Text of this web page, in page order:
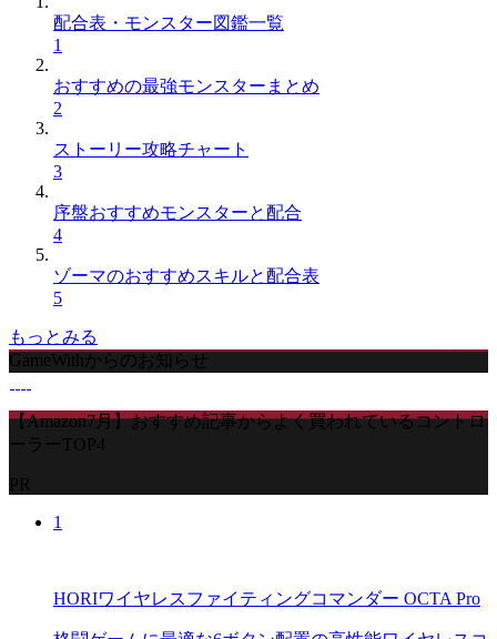
配合表・モンスター図鑑一覧
1
おすすめの最強モンスターまとめ
2
ストーリー攻略チャート
3
序盤おすすめモンスターと配合
4
ゾーマのおすすめスキルと配合表
5
もっとみる
GameWithからのお知らせ
【Amazon7月】おすすめ記事からよく買われているコントロ
ーラーTOP4
PR
1
HORIワイヤレスファイティングコマンダー OCTA Pro